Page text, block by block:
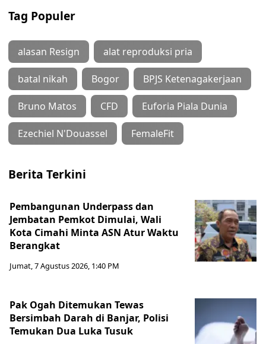
Tag Populer
alasan Resign alat reproduksi pria
batal nikah Bogor BPJS Ketenagakerjaan
Bruno Matos CFD Euforia Piala Dunia
Ezechiel N'Douassel FemaleFit
Berita Terkini
Pembangunan Underpass dan
Jembatan Pemkot Dimulai, Wali
Kota Cimahi Minta ASN Atur Waktu
Berangkat
Jumat, 7 Agustus 2026, 1:40 PM
Pak Ogah Ditemukan Tewas
Bersimbah Darah di Banjar, Polisi
Temukan Dua Luka Tusuk